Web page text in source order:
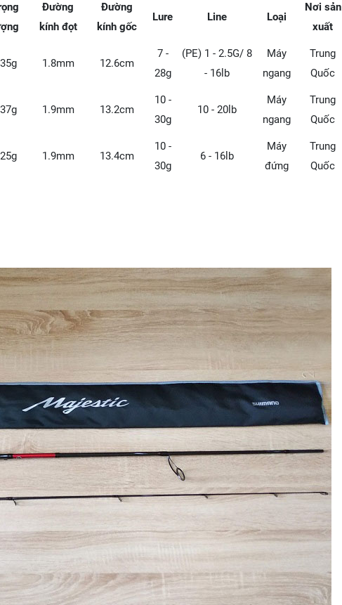
Đường
kính đọt
Đường
kính gốc
Lure Line Loại
Nơi sản
xuất
1.8mm 12.6cm
7 -
28g
(PE) 1 - 2.5G/ 8
- 16lb
Máy
ngang
Trung
Quốc
1.9mm 13.2cm
10 -
30g
10 - 20lb
Máy
ngang
Trung
Quốc
1.9mm 13.4cm
10 -
30g
6 - 16lb
Máy
đứng
Trung
Quốc